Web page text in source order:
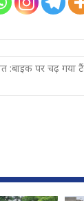
:बाइक पर चढ़ गया